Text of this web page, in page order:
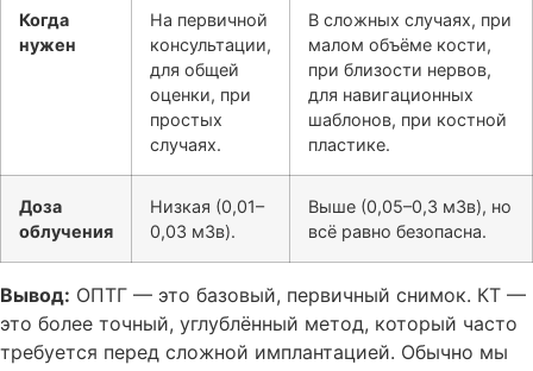
Когда
нужен
На первичной
консультации,
для общей
оценки, при
простых
случаях.
В сложных случаях, при
малом объёме кости,
при близости нервов,
для навигационных
шаблонов, при костной
пластике.
Доза
облучения
Низкая (0,01–
0,03 мЗв).
Выше (0,05–0,3 мЗв), но
всё равно безопасна.
Вывод: ОПТГ — это базовый, первичный снимок. КТ —
это более точный, углублённый метод, который часто
требуется перед сложной имплантацией. Обычно мы